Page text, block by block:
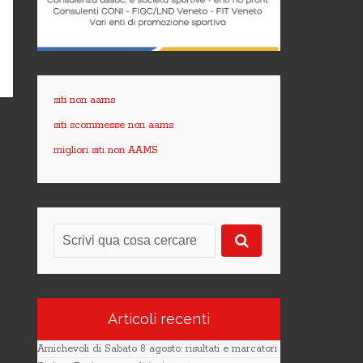
siti non aams
siti scommesse non aams
migliori siti non AAMS
Articoli recenti
Amichevoli di Sabato 8 agosto: risultati e marcatori